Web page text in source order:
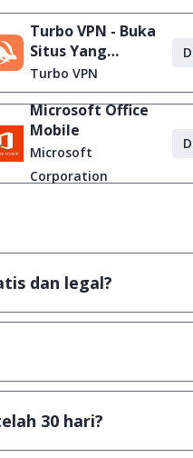
Turbo VPN - Buka
Situs Yang
Diblokir
Turbo VPN
Microsoft Office
Mobile
Microsoft
Corporation
dan legal?
artian tidak (bajakan)
sebelum menerbitkan
30 hari?